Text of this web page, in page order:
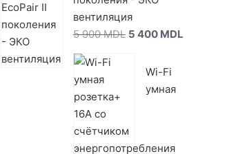
вентиляция
5 900MDL 5 400 MDL
Wi-Fi
умная